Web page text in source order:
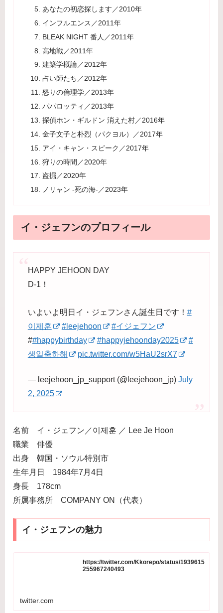
あなたの初恋探します／2010年
インフルエンス／2011年
BLEAK NIGHT 番人／2011年
高地戦／2011年
建築学概論／2012年
占い師たち／2012年
怒りの倫理学／2013年
パパロッティ／2013年
探偵ホン・ギルドン 消えた村／2016年
金子文子と朴烈（パクヨル）／2017年
アイ・キャン・スピーク／2017年
狩りの時間／2020年
盗掘／2020年
ノリャン -死の海-／2023年
イ・ジェフンのプロフィール
HAPPY JEHOON DAY
D-1！
いよいよ明日イ・ジェフンさん誕生日です！ #
이제훈
#leejehoon
#イジェフン
##happybirthday #happyjehoonday2025
#
생일축하해
pic.twitter.com/w5HaU2srX7
— leejehoon_jp_support (@leejehoon_jp) July
2, 2025
名前 イ・ジェフン／이제훈 ／ Lee Je Hoon
職業 俳優
出身 韓国・ソウル特別市
生年月日 1984年7月4日
身長 178cm
所属事務所 COMPANY ON（代表）
イ・ジェフンの魅力
https://twitter.com/Kkorepo/status/1939615
255967240493
twitter.com